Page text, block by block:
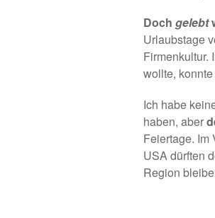
Doch gelebt
Urlaubstage
Firmenkultur.
wollte,
Ich habe
haben, aber
Feiertage. Im
USA dürften
Region